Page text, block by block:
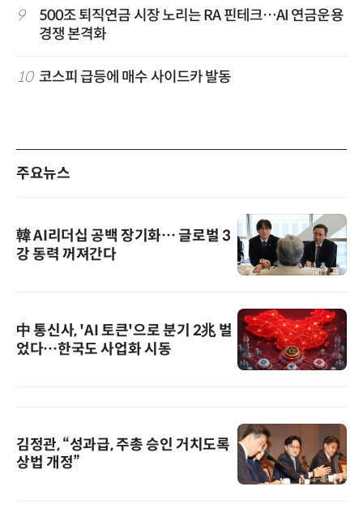
9
500조 퇴직연금 시장 노리는 RA 핀테크…AI 연금운용
경쟁 본격화
10 코스피 급등에 매수 사이드카 발동
주요뉴스
韓 AI리더십 공백 장기화… 글로벌 3
강 동력 꺼져간다
中 통신사, 'AI 토큰'으로 분기 2兆 벌
었다…한국도 사업화 시동
김정관, “성과급, 주총 승인 거치도록
상법 개정”